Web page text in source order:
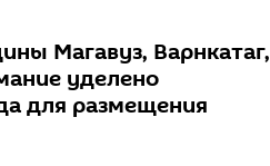
Магавуз, Варнкатаг,
уделено
для размещения